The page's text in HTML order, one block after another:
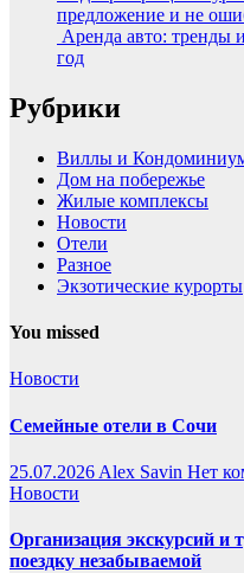
предложение и не
Аренда авто: тренды
год
Рубрики
Виллы и
Дом на побережье
Жилые комплексы
Новости
Отели
Разное
Экзотические курорты
You missed
Новости
Семейные отели в Сочи
25.07.2026 Alex Savin Нет
Новости
Организация экскурсий и
поездку незабываемой